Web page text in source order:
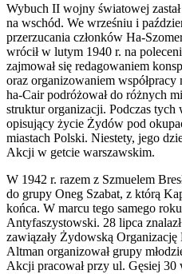
Wybuch II wojny światowej
na wschód. We wrześniu i
przerzucania członków Ha-
wrócił w lutym 1940 r. na
zajmował się redagowaniem
oraz organizowaniem
ha-Cair podróżował do różnych
struktur organizacji. Podczas
opisujący życie Żydów pod
miastach Polski. Niestety, jego
Akcji w getcie warszawskim.
W 1942 r. razem z Szmuelem
do grupy Oneg Szabat, z którą
końca. W marcu tego samego
Antyfaszystowski. 28 lipca
zawiązały Żydowską
Altman organizował grupy
Akcji pracował przy ul. Gęsiej